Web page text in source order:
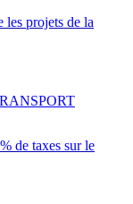
les projets de la
de taxes sur le